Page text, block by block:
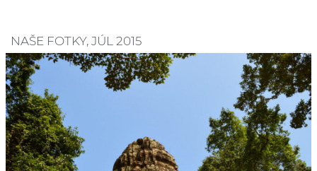
NAŠE FOTKY, JÚL 2015